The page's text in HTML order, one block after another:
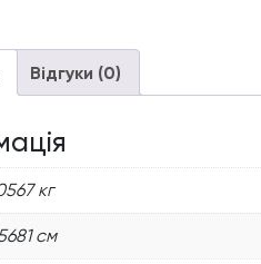
Відгуки (0)
кг
см